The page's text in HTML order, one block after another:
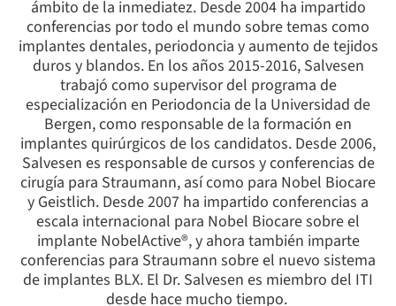
ámbito de la inmediatez. Desde 2004 ha impartido
conferencias por todo el mundo sobre temas como
implantes dentales, periodoncia y aumento de tejidos
duros y blandos. En los años 2015-2016, Salvesen
trabajó como supervisor del programa de
especialización en Periodoncia de la Universidad de
Bergen, como responsable de la formación en
implantes quirúrgicos de los candidatos. Desde 2006,
Salvesen es responsable de cursos y conferencias de
cirugía para Straumann, así como para Nobel Biocare
y Geistlich. Desde 2007 ha impartido conferencias a
escala internacional para Nobel Biocare sobre el
implante NobelActive®, y ahora también imparte
conferencias para Straumann sobre el nuevo sistema
de implantes BLX. El Dr. Salvesen es miembro del ITI
desde hace mucho tiempo.